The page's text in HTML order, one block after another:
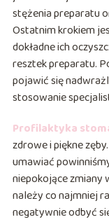
stężenia preparatu
Ostatnim krokiem
dokładne ich
resztek preparatu.
pojawić się
stosowanie
Profilaktyka
zdrowe i piękne
umawiać
niepokojące zmiany
należy co najmniej
negatywnie odbyć